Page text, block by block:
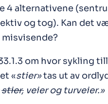
4 alternativene
og tog). Kan det
om hvor sykling
«stier»tas ut av
stier, veier og turveier.»